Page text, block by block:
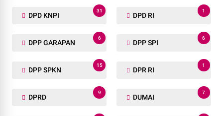
DPD KNPI
31
DPD RI
1
DPP GARAPAN
6
DPP SPI
6
DPP SPKN
15
DPR RI
1
DPRD
9
DUMAI
7